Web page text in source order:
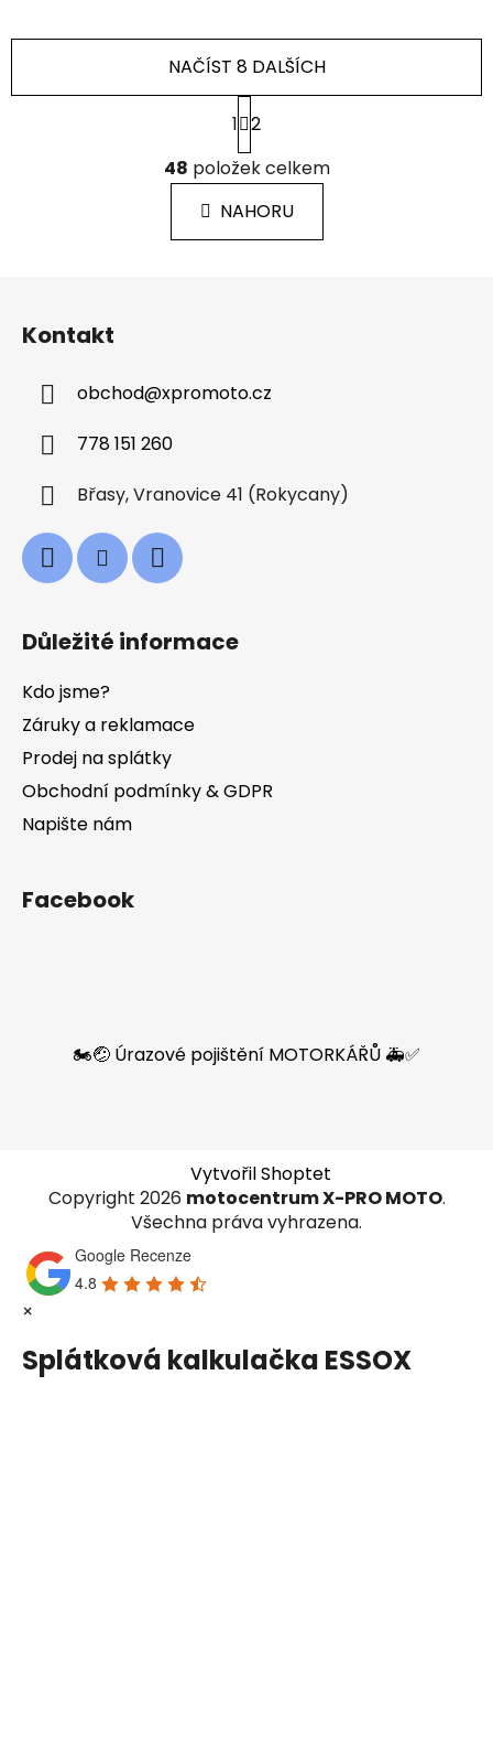
O
v
l
á
d
v
ý
p
NAČÍST 8 DALŠÍCH
S
t
r
á
n
k
1 2
48 položek celkem
NAHORU
Kontakt
obchod@xpromoto.cz
778 151 260
Břasy, Vranovice 41 (Rokycany)
Důležité informace
Kdo jsme?
Záruky a reklamace
Prodej na splátky
Obchodní podmínky & GDPR
Napište nám
Facebook
🏍️🤕 Úrazové pojištění MOTORKÁŘŮ 🚑✅
Vytvořil Shoptet
Copyright 2026 motocentrum X-PRO MOTO.
Všechna práva vyhrazena.
Google Recenze
4.8
×
Splátková kalkulačka ESSOX